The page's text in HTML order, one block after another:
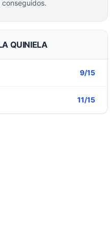
conseguidos.
QUINIELA
9/15
11/15